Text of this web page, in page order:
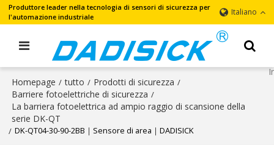
Produttore leader nella tecnologia di sensori di sicurezza per
l'automazione industriale
Italiano
Homepage / tutto / Prodotti di sicurezza /
Barriere fotoelettriche di sicurezza /
La barriera fotoelettrica ad ampio raggio di scansione della
serie DK-QT
/ DK-QT04-30-90-2BB｜Sensore di area｜DADISICK